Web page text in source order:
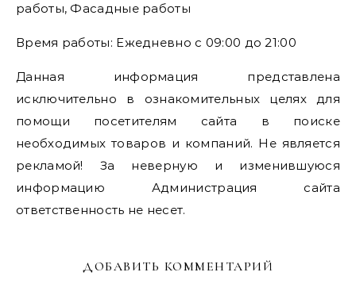
работы, Фасадные работы
Время работы: Ежедневно с 09:00 до 21:00
Данная информация представлена
исключительно в ознакомительных целях для
помощи посетителям сайта в поиске
необходимых товаров и компаний. Не является
рекламой! За неверную и изменившуюся
информацию Администрация сайта
ответственность не несет.
ДОБАВИТЬ КОММЕНТАРИЙ